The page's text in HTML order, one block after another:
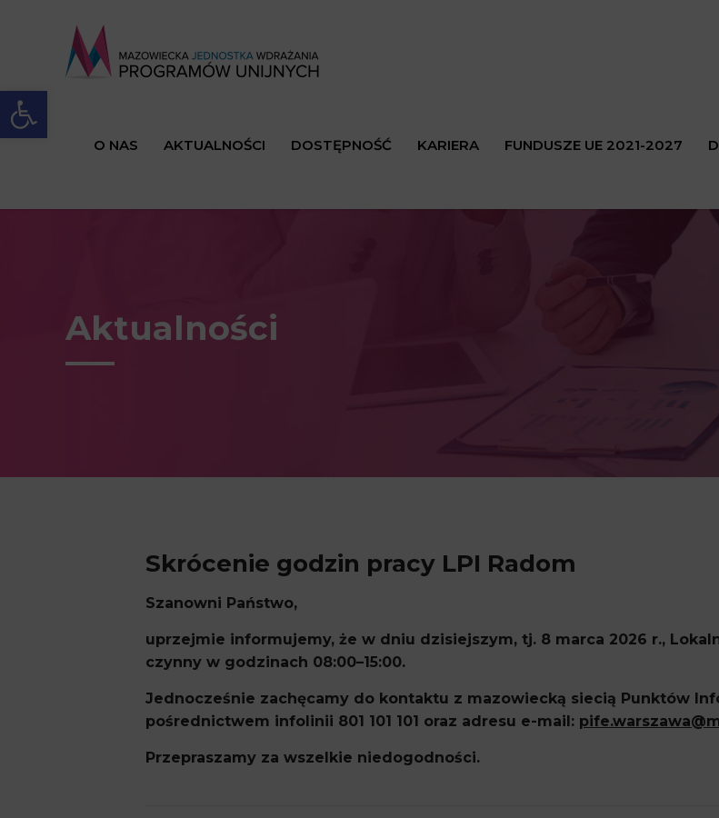
Open toolbar
O NAS AKTUALNOŚCI DOSTĘPNOŚĆ KARIERA FUNDUSZE UE 2021-2027
Aktualności
Skrócenie godzin pracy LPI Radom
Szanowni Państwo,
uprzejmie informujemy, że w dniu dzisiejszym, tj. 8 marca 2026 r.,
czynny w godzinach 08:00–15:00.
Jednocześnie zachęcamy do kontaktu z mazowiecką siecią Punktów
pośrednictwem infolinii 801 101 101 oraz adresu e-mail:
Przepraszamy za wszelkie niedogodności.